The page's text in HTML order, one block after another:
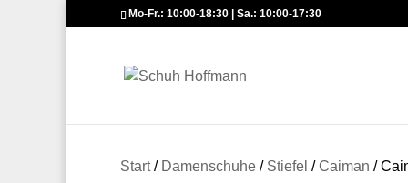
Mo-Fr.: 10:00-18:30 | Sa.: 10:00-17:30
Start/ Damenschuhe / Stiefel /Caiman /